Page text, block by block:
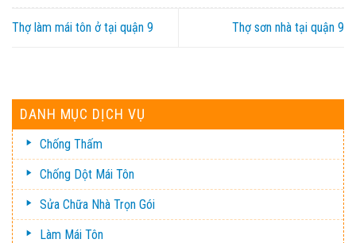
Thợ làm mái tôn ở tại quận 9 Thợ sơn nhà tại quận 9
DANH MỤC DỊCH VỤ
Chống Thấm
Chống Dột Mái Tôn
Sửa Chữa Nhà Trọn Gói
Làm Mái Tôn